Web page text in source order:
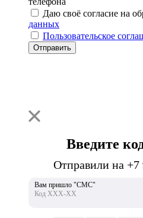
Даю своё согласие на
данных
Пользовательское
Отправить
Введите
Отправили на +7
Вам пришло "СМС"
Код ХХХ-ХХ